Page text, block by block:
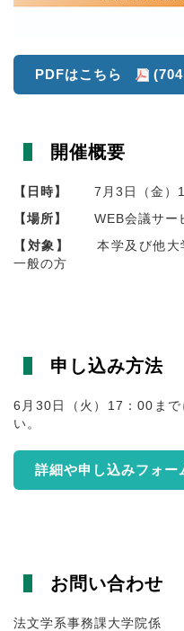
PDFはこちら
開催概要
【日時】
7月3日（金）
【場所】
WEB会議サー
【対象】
本学及び他大学
一般の方
申し込み方法
6月30日（火）17：00まで
い。
詳細や申し込みフォー
お問い合わせ
法文学系事務課大学院係